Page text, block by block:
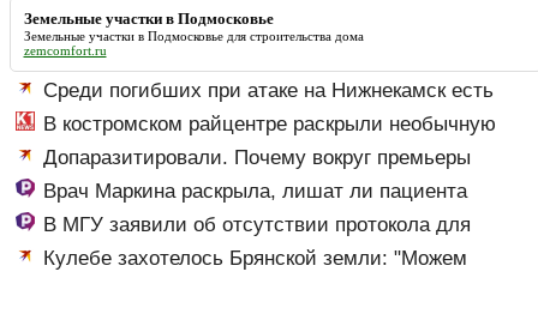
Земельные участки в Подмосковье
Земельные участки в Подмосковьедля строительства дома
zemcomfort.ru
Среди погибших при атаке на Нижнекамск есть
граждане Узбекистана и Таджикистана
В костромском райцентре раскрыли необычную
музыкальную кражу
Допаразитировали. Почему вокруг премьеры
"Колобка" разгорелся скандал
Врач Маркина раскрыла, лишат ли пациента
лекарств при отказе от диспансеризации
В МГУ заявили об отсутствии протокола для
встречи с инопланетянами
Кулебе захотелось Брянской земли: "Можем